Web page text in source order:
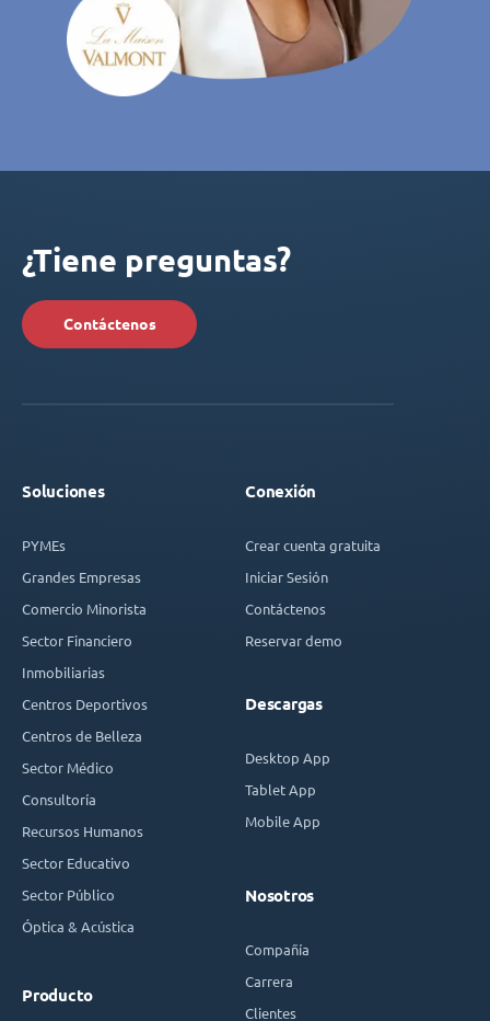
¿Tiene preguntas?
Contáctenos
Soluciones
PYMEs
Grandes Empresas
Comercio Minorista
Sector Financiero
Inmobiliarias
Centros Deportivos
Centros de Belleza
Sector Médico
Consultoría
Recursos Humanos
Sector Educativo
Sector Público
Óptica & Acústica
Producto
Conexión
Crear cuenta gratuita
Iniciar Sesión
Contáctenos
Reservar demo
Descargas
Desktop App
Tablet App
Mobile App
Nosotros
Compañía
Carrera
Clientes